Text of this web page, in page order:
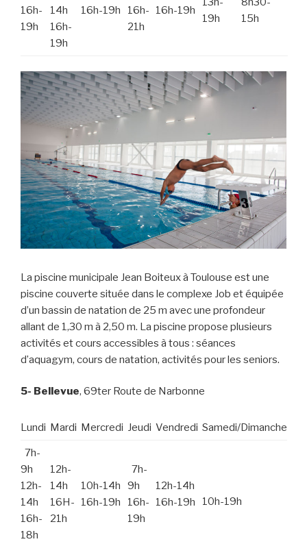
16h-
19h
14h
16h-
19h
16h-19h
16h-
21h
16h-19h
19h
15h
La piscine municipale Jean Boiteux à Toulouse est une
piscine couverte située dans le complexe Job et équipée
d’un bassin de natation de 25 m avec une profondeur
allant de 1,30 m à 2,50 m. La piscine propose plusieurs
activités et cours accessibles à tous : séances
d’aquagym, cours de natation, activités pour les seniors.
5- Bellevue, 69ter Route de Narbonne
Lundi Mardi Mercredi Jeudi Vendredi Samedi/Dimanche
7h-
9h
12h-
14h
16h-
18h
12h-
14h
16H-
21h
10h-14h
16h-19h
7h-
9h
16h-
19h
12h-14h
16h-19h
10h-19h